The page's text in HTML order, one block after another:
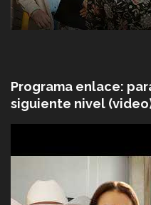
Programa enlace:
siguiente nivel